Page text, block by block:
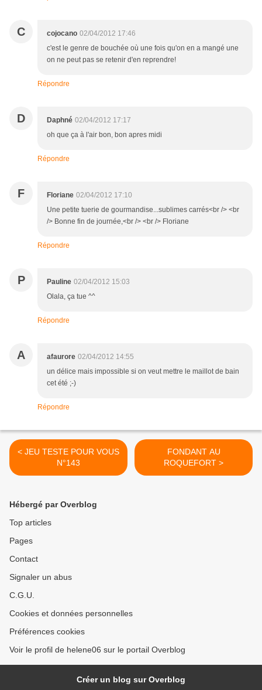
C cojocano 02/04/2012 17:46
c'est le genre de bouchée où une fois qu'on en a mangé une
on ne peut pas se retenir d'en reprendre!
Répondre
D Daphné 02/04/2012 17:17
oh que ça à l'air bon, bon apres midi
Répondre
F Floriane 02/04/2012 17:10
Une petite tuerie de gourmandise...sublimes carrés<br /> <br
/> Bonne fin de journée,<br /> <br /> Floriane
Répondre
P Pauline 02/04/2012 15:03
Olala, ça tue ^^
Répondre
A afaurore 02/04/2012 14:55
un délice mais impossible si on veut mettre le maillot de bain
cet été ;-)
Répondre
< JEU TESTE POUR VOUS
N°143
FONDANT AU
ROQUEFORT >
Hébergé par Overblog
Top articles
Pages
Contact
Signaler un abus
C.G.U.
Cookies et données personnelles
Préférences cookies
Voir le profil de helene06 sur le portail Overblog
Créer un blog sur Overblog